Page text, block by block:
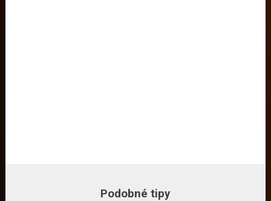
Podobné tipy